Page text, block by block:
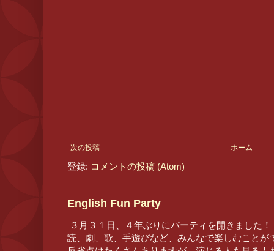
次の投稿 ホーム
登録: コメントの投稿 (Atom)
English Fun Party
３月３１日、４年ぶりにパーティを開きました
読、劇、歌、手遊びなど、みんなで楽しむこと